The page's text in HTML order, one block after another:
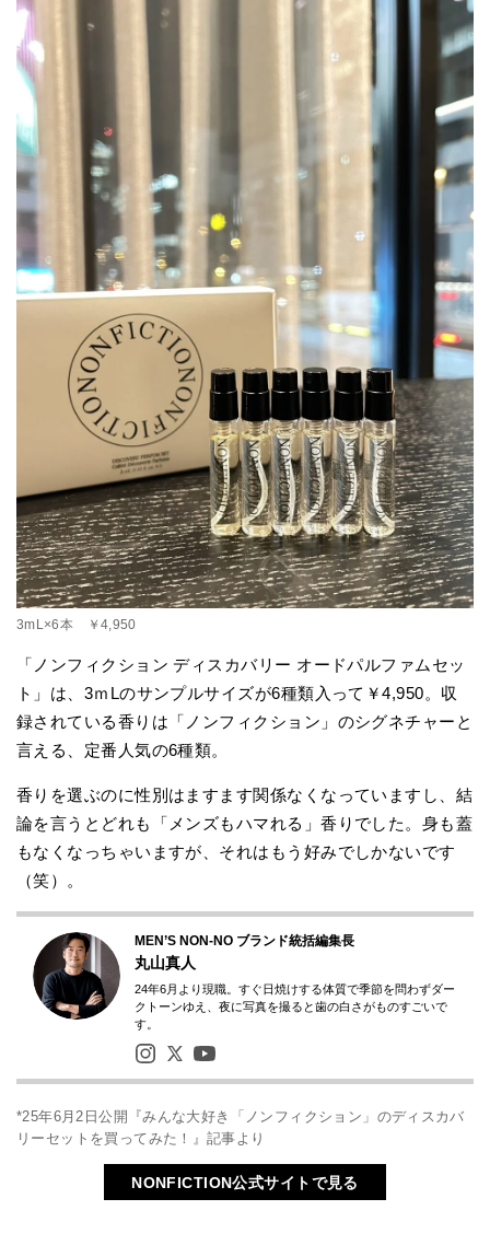
3mL×6本 ￥4,950
「ノンフィクション ディスカバリー オードパルファムセッ
ト」は、3ｍLのサンプルサイズが6種類入って￥4,950。収
録されている香りは「ノンフィクション」のシグネチャーと
言える、定番人気の6種類。
香りを選ぶのに性別はますます関係なくなっていますし、結
論を言うとどれも「メンズもハマれる」香りでした。身も蓋
もなくなっちゃいますが、それはもう好みでしかないです
（笑）。
MEN’S NON-NO ブランド統括編集長
丸山真人
24年6月より現職。すぐ日焼けする体質で季節を問わずダー
クトーンゆえ、夜に写真を撮ると歯の白さがものすごいで
す。
*25年6月2日公開『みんな大好き「ノンフィクション」のディスカバ
リーセットを買ってみた！』記事より
NONFICTION公式サイトで見る